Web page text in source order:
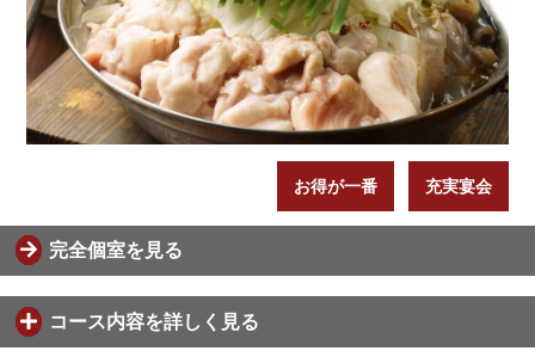
お得が一番 充実宴会
完全個室を見る
コース内容を詳しく見る